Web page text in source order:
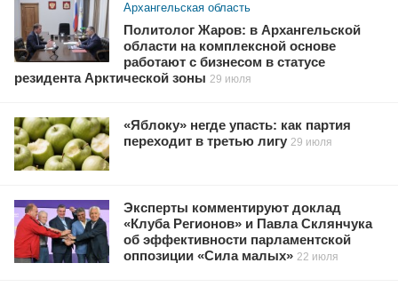
Архангельская область
Политолог Жаров: в Архангельской
области на комплексной основе
работают с бизнесом в статусе
резидента Арктической зоны 29 июля
«Яблоку» негде упасть: как партия
переходит в третью лигу 29 июля
Эксперты комментируют доклад
«Клуба Регионов» и Павла Склянчука
об эффективности парламентской
оппозиции «Сила малых» 22 июля